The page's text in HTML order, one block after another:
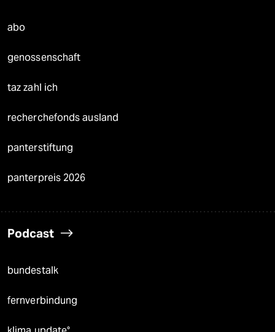
abo
genossenschaft
taz zahl ich
recherchefonds ausland
panterstiftung
panterpreis 2026
Podcast
bundestalk
fernverbindung